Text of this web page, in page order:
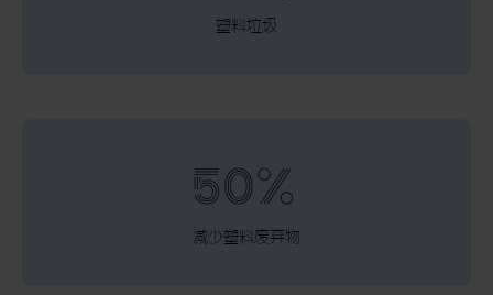
塑料垃圾
50%
减少塑料废弃物